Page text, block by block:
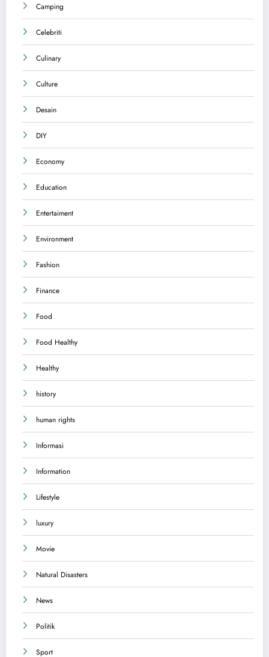
Camping
Celebriti
Culinary
Culture
Desain
DIY
Economy
Education
Entertaiment
Environment
Fashion
Finance
Food
Food Healthy
Healthy
history
human rights
Informasi
Information
Lifestyle
luxury
Movie
Natural Disasters
News
Politik
Sport